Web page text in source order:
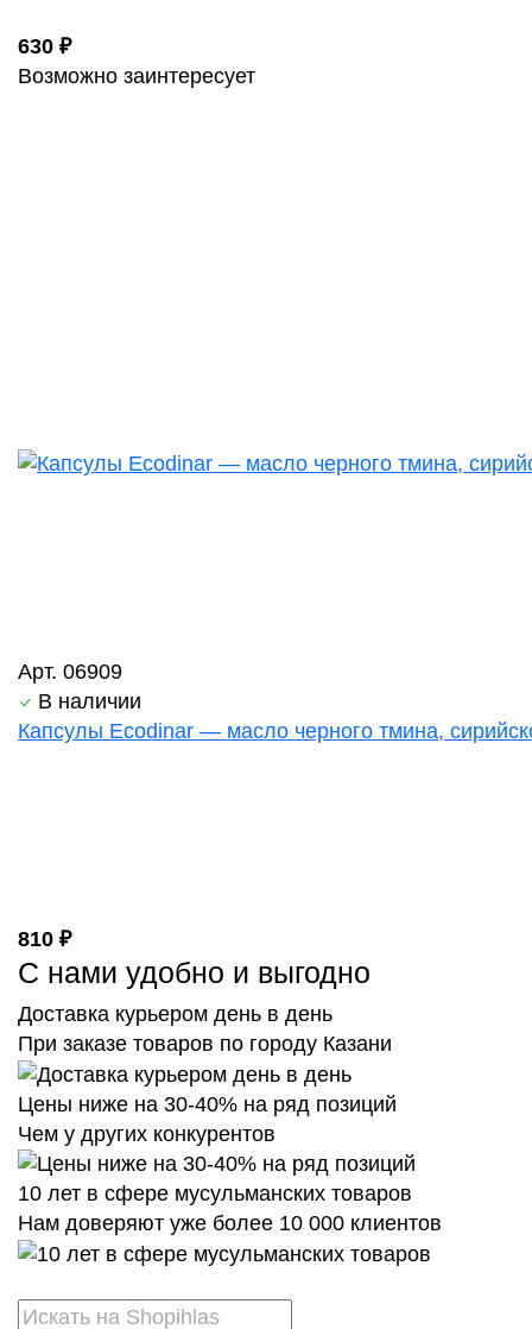
630 ₽
Возможно заинтересует
Арт. 06909
В наличии
Капсулы Ecodinar — масло черного тмина,
810 ₽
С нами удобно и выгодно
Доставка курьером день в день
При заказе товаров по городу Казани
Цены ниже на 30-40% на ряд позиций
Чем у других конкурентов
10 лет в сфере мусульманских товаров
Нам доверяют уже более 10 000 клиентов